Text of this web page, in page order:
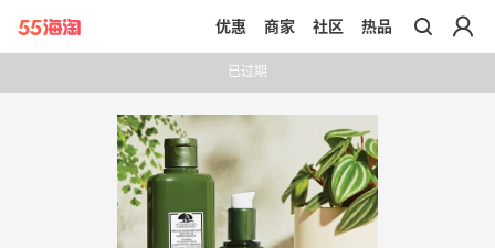
带你去官网买正品
优惠 商家 社区 热品
已过期